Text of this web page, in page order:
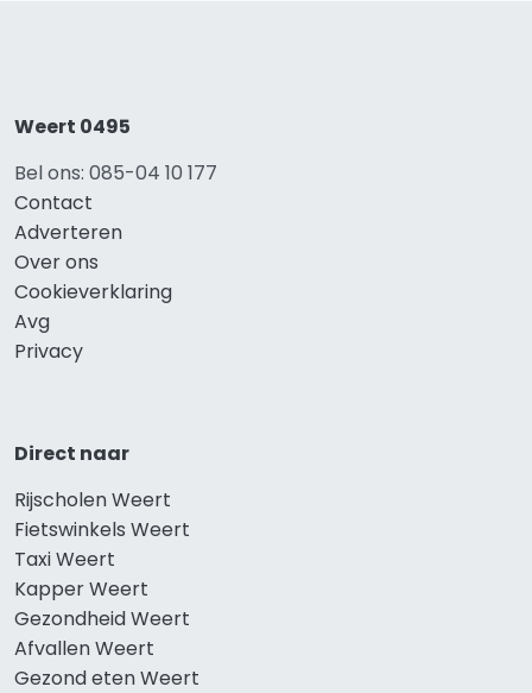
Weert 0495
Bel ons: 085-04 10 177
Contact
Adverteren
Over ons
Cookieverklaring
Avg
Privacy
Direct naar
Rijscholen Weert
Fietswinkels Weert
Taxi Weert
Kapper Weert
Gezondheid Weert
Afvallen Weert
Gezond eten Weert